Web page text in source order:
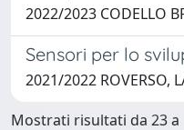
2022/2023 CODELLO
Sensori per lo
2021/2022 ROVERSO,
Mostrati risultati da 23 a